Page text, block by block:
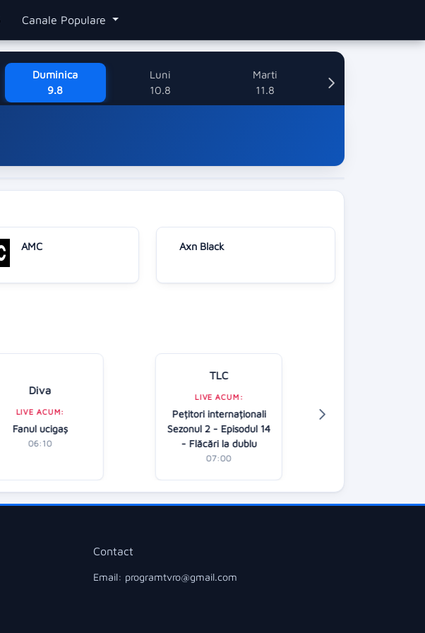
Canale Populare
Duminica
9.8
Luni
10.8
Marti
11.8
AMC Axn Black
Diva
LIVE ACUM:
Fanul ucigaș
06:10
TLC
LIVE ACUM:
Pețitori internaționali
Sezonul 2 - Episodul 14
- Flăcări la dublu
07:00
Contact
Email: programtvro@gmail.com